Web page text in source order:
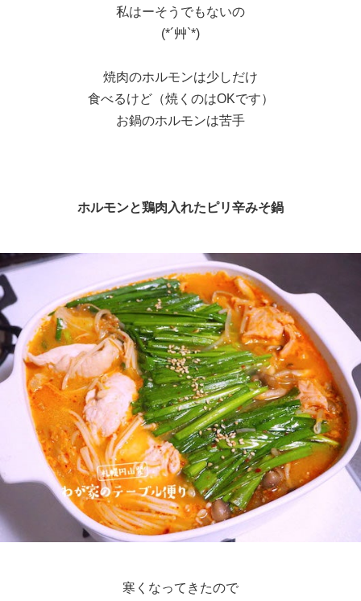
私はーそうでもないの
(*´艸`*)
焼肉のホルモンは少しだけ
食べるけど（焼くのはOKです）
お鍋のホルモンは苦手
ホルモンと鶏肉入れたピリ辛みそ鍋
寒くなってきたので